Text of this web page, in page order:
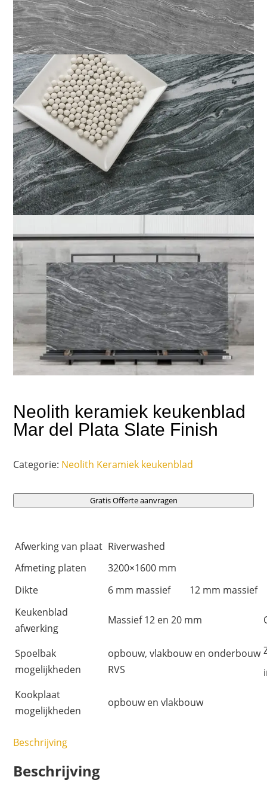
Neolith keramiek keukenblad
Mar del Plata Slate Finish
Categorie: Neolith Keramiek keukenblad
Gratis Offerte aanvragen
Afwerking van plaat Riverwashed
Afmeting platen
3200×1600 mm
Dikte
6 mm massief
12 mm massief
Keukenblad
afwerking
Massief 12 en 20 mm
Spoelbak
mogelijkheden
opbouw, vlakbouw en onderbouw
RVS
Kookplaat
mogelijkheden
opbouw en vlakbouw
Beschrijving
Beschrijving